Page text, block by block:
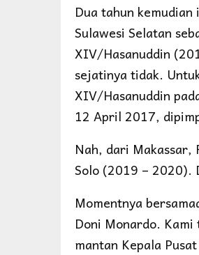
Dua tahun
Sulawesi Selatan
XIV/Hasanuddin
sejatinya tidak.
XIV/Hasanuddin
12 April 2017,
Nah, dari
Solo (2019 – 2020).
Momentnya
Doni Monardo.
mantan Kepala